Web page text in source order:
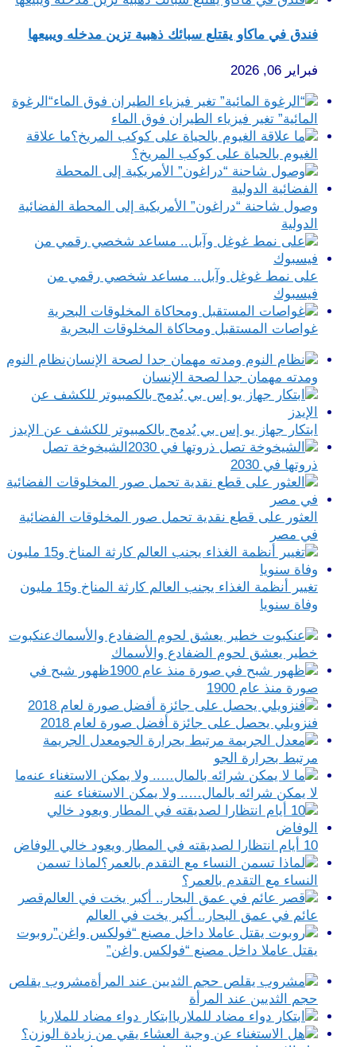
فندق في ماكاو يقتلع سبائك ذهبية تزين مدخله ويبيعها
فبراير 06, 2026
“الرغوة
المائية” تغير فيزياء الطيران فوق الماء
ما علاقة
الغيوم بالحياة على كوكب المريخ؟
وصول شاحنة “دراغون” الأمريكية إلى المحطة الفضائية
الدولية
على نمط غوغل وآبل.. مساعد شخصي رقمي من
فيسبوك
غواصات المستقبل ومحاكاة المخلوقات البحرية
نظام النوم
ومدته مهمان جدا لصحة الإنسان
ابتكار جهاز يو إس بي يُدمج بالكمبيوتر للكشف عن الإيدز
الشيخوخة تصل
ذروتها في 2030
العثور على قطع نقدية تحمل صور المخلوقات الفضائية
في مصر
تغيير أنظمة الغذاء يجنب العالم كارثة المناخ و15 مليون
وفاة سنويا
عنكبوت
خطير يعشق لحوم الضفادع والأسماك
ظهور شبح في
صورة منذ عام 1900
فنزويلي يحصل على جائزة أفضل صورة لعام 2018
معدل الجريمة
مرتبط بحرارة الجو
ما
لا يمكن شرائه بالمال….. ولا يمكن الاستغناء عنه
10 أيام انتظارا لصديقته في المطار ويعود خالي الوفاض
لماذا تسمن
النساء مع التقدم بالعمر؟
قصر
عائم في عمق البحار.. أكبر يخت في العالم
روبوت
يقتل عاملا داخل مصنع “فولكس واغن”
مشروب يقلص
حجم الثديين عند المرأة
ابتكار دواء مضاد للملاريا